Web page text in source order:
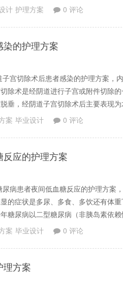
计 护理方案 0 评论
的护理方案
宫切除术后患者感染的护理方案，
除术是经阴道进行子宫或附件切除
垂，经阴道子宫切除术后主要表现
案 毕业设计 0 评论
应的护理方案
病患者夜间低血糖反应的护理方案
的症状是多尿、多食、多饮还有体
糖尿病以二型糖尿病（非胰岛素依
案 毕业设计 0 评论
理方案